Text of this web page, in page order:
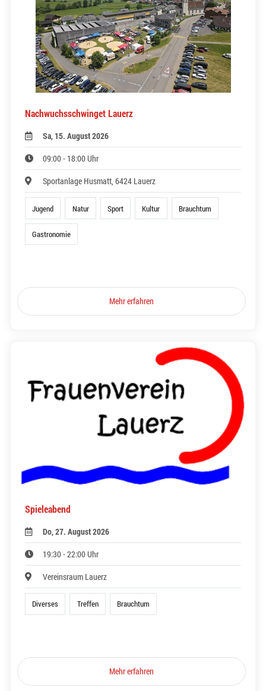
Nachwuchsschwinget Lauerz
Sa, 15. August 2026
09:00 - 18:00 Uhr
Sportanlage Husmatt, 6424 Lauerz
Jugend Natur Sport Kultur Brauchtum
Gastronomie
Mehr erfahren
Spieleabend
Do, 27. August 2026
19:30 - 22:00 Uhr
Vereinsraum Lauerz
Diverses Treffen Brauchtum
Mehr erfahren